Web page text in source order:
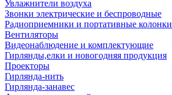
Увлажнители воздуха
Звонки электрические и беспроводные
Радиоприемники и портативные колонки
Вентиляторы
Видеонаблюдение и комплектующие
Гирлянды,елки и новогодняя продукция
Проекторы
Гирлянда-нить
Гирлянда-занавес